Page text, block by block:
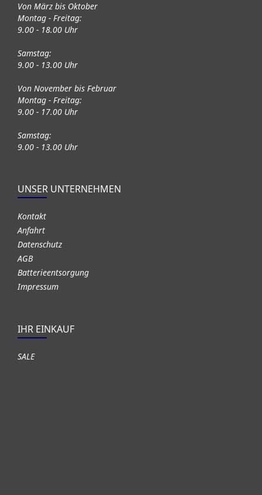
Von März bis Oktober
Montag - Freitag:
9.00 - 18.00 Uhr
Samstag:
9.00 - 13.00 Uhr
Von November bis Februar
Montag - Freitag:
9.00 - 17.00 Uhr
Samstag:
9.00 - 13.00 Uhr
UNSER UNTERNEHMEN
Kontakt
Anfahrt
Datenschutz
AGB
Batterieentsorgung
Impressum
IHR EINKAUF
SALE